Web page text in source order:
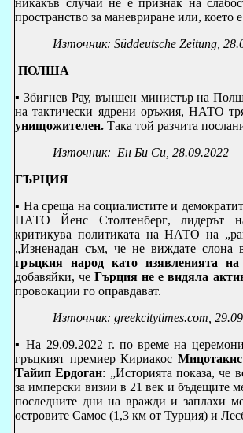
никакъв случай не е признак на
пространство за маневриране или,
Източник: Süddeutsche Zeitung ,
ПОЛША
▪ Збигнев Рау, външен министър на
на тактически ядрени оръжия, НАТО
унищожителен. Така той разчита
Източник: Ен Би Си , 28.09.2022
ГЪРЦИЯ
▪ На среща на социалистите и
НАТО Йенс Столтенберг,лидерът
критикува политиката на НАТО на
„Изненадан съм, че не виждате слона
гръцкия народ като изявленията
добавяйки, чеГърция не е видяла
провокации го оправдават.
Източник: greekcitytimes.com,
▪ На 29.09.2022 г. по време на
гръцкият премиер Кириакос
Тайип Ердоган: „Историята показа, че
за имперски визии в 21 век и бъдещите
последните дни на вражди и заплахи
островите Самос (1,3 км от Турция) и